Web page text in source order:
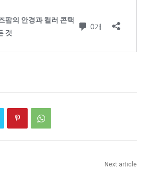
Next article